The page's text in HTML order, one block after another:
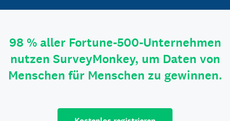
98 % aller Fortune-500-Unternehmen
nutzen SurveyMonkey, um Daten von
Menschen für Menschen zu gewinnen.